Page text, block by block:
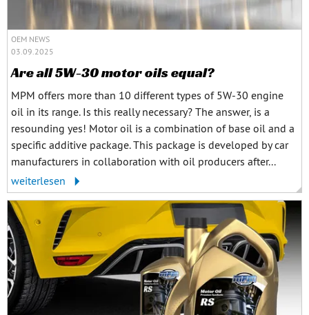
OEM NEWS
03.09.2025
Are all 5W-30 motor oils equal?
MPM offers more than 10 different types of 5W-30 engine
oil in its range. Is this really necessary? The answer, is a
resounding yes! Motor oil is a combination of base oil and a
specific additive package. This package is developed by car
manufacturers in collaboration with oil producers after...
weiterlesen